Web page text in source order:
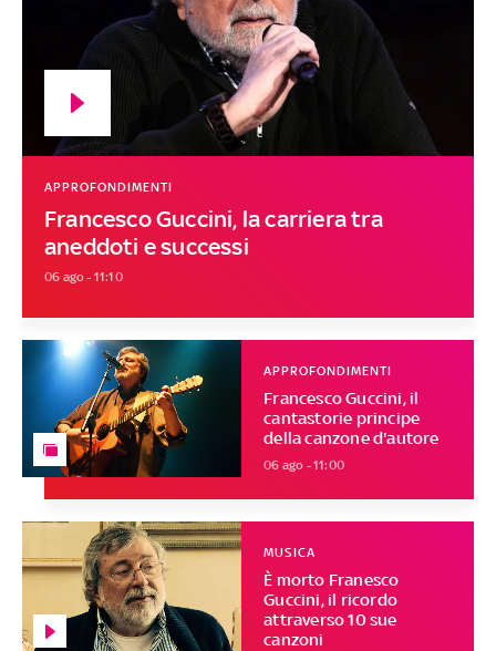
Francesco Guccini, la carriera tra
aneddoti e successi
APPROFONDIMENTI
06 ago - 11:10
Francesco Guccini, il
cantastorie principe
della canzone d'autore
APPROFONDIMENTI
06 ago - 11:00
È morto Franesco
Guccini, il ricordo
attraverso 10 sue
canzoni
MUSICA